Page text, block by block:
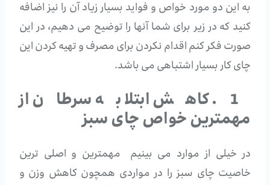
به این دو مورد خواص و فواید بسیار زیاد آن را نیز اضافه
کنید که در زیر برای شما آنها را توضیح می دهیم، در این
صورت فکر کنم اقدام نکردن برای مصرف و تهیه کردن این
چای کار بسیار اشتباهی می باشد.
1. کاهش ابتلا به سرطان از
مهمترین خواص چای سبز
در خیلی از موارد می بینیم مهمترین و اصلی ترین
خاصیت چای سبز را در مواردی همچون کاهش وزن و